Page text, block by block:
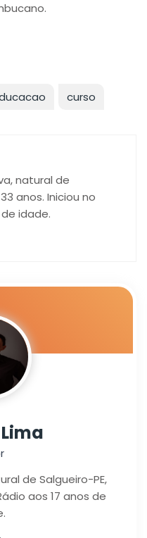
curso
natural de
anos. Iniciou no
idade.
de Salgueiro-PE,
aos 17 anos de